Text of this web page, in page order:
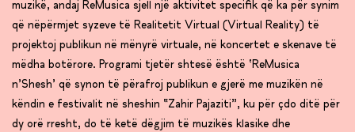
muzikë, andaj ReMusica sjell një aktivitet specifik që ka për synim
që nëpërmjet syzeve të Realitetit Virtual (Virtual Reality) të
projektoj publikun në mënyrë virtuale, në koncertet e skenave të
mëdha botërore. Programi tjetër shtesë është ‘ReMusica
n’Shesh’ që synon të përafroj publikun e gjerë me muzikën në
këndin e festivalit në sheshin “Zahir Pajaziti”, ku për çdo ditë për
dy orë rresht, do të ketë dëgjim të muzikës klasike dhe